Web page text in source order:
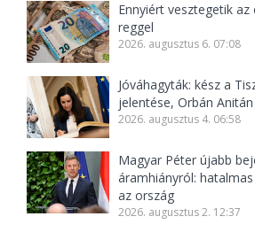
Ennyiért vesztegetik
reggel
2026. augusztus 6. 07:08
Jóváhagyták: kész a
jelentése, Orbán
2026. augusztus 4. 06:58
Magyar Péter újabb
áramhiányról:
az ország
2026. augusztus 2. 12:37